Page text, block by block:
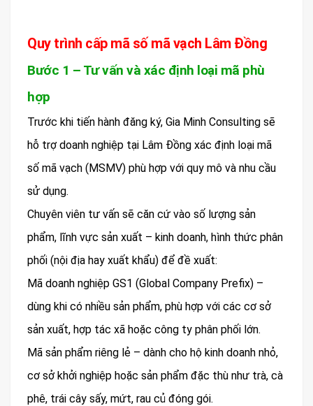
Quy trình cấp mã số mã vạch Lâm Đồng
Bước 1 – Tư vấn và xác định loại mã phù
hợp
Trước khi tiến hành đăng ký, Gia Minh Consulting sẽ
hỗ trợ doanh nghiệp tại Lâm Đồng xác định loại mã
số mã vạch (MSMV) phù hợp với quy mô và nhu cầu
sử dụng.
Chuyên viên tư vấn sẽ căn cứ vào số lượng sản
phẩm, lĩnh vực sản xuất – kinh doanh, hình thức phân
phối (nội địa hay xuất khẩu) để đề xuất:
Mã doanh nghiệp GS1 (Global Company Prefix) –
dùng khi có nhiều sản phẩm, phù hợp với các cơ sở
sản xuất, hợp tác xã hoặc công ty phân phối lớn.
Mã sản phẩm riêng lẻ – dành cho hộ kinh doanh nhỏ,
cơ sở khởi nghiệp hoặc sản phẩm đặc thù như trà, cà
phê, trái cây sấy, mứt, rau củ đóng gói.